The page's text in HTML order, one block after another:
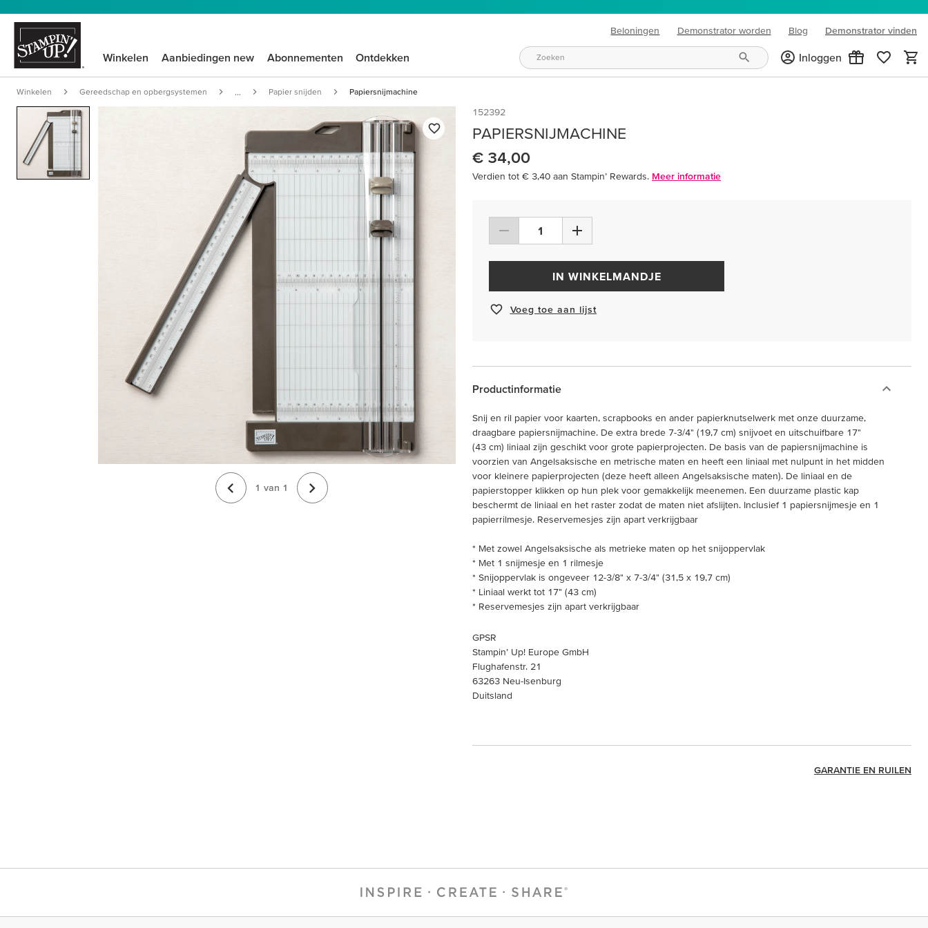
Beloningen Demonstrator worden Blog
(opens in new tab)
Demonstrator vinden
Winkelen Aanbiedingen new Abonnementen Ontdekken Inloggen
Winkelen Gereedschap en opbergsystemen Papier snijden Papiersnijmachine
1 van 1
152392
PAPIERSNIJMACHINE
€ 34,00
Verdien tot € 3,40 aan Stampin’ Rewards. Meer informatie
IN WINKELMANDJE
Voeg toe aan lijst
Productinformatie
Snij en ril papier voor kaarten, scrapbooks en ander papierknutselwerk met onze duurzame,
draagbare papiersnijmachine. De extra brede 7-3/4" (19,7 cm) snijvoet en uitschuifbare 17"
(43 cm) liniaal zijn geschikt voor grote papierprojecten. De basis van de papiersnijmachine is
voorzien van Angelsaksische en metrische maten en heeft een liniaal met nulpunt in het midden
voor kleinere papierprojecten (deze heeft alleen Angelsaksische maten). De liniaal en de
papierstopper klikken op hun plek voor gemakkelijk meenemen. Een duurzame plastic kap
beschermt de liniaal en het raster zodat de maten niet afslijten. Inclusief 1 papiersnijmesje en 1
papierrilmesje. Reservemesjes zijn apart verkrijgbaar
* Met zowel Angelsaksische als metrieke maten op het snijoppervlak
* Met 1 snijmesje en 1 rilmesje
* Snijoppervlak is ongeveer 12-3/8" x 7-3/4" (31,5 x 19,7 cm)
* Liniaal werkt tot 17" (43 cm)
* Reservemesjes zijn apart verkrijgbaar
GPSR
Stampin’ Up! Europe GmbH
Flughafenstr. 21
63263 Neu-Isenburg
Duitsland
GARANTIE EN RUILEN